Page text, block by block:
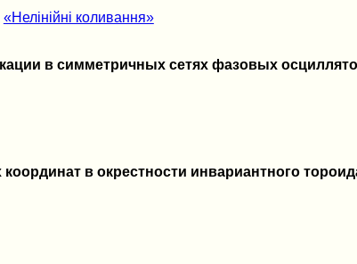
«Нелінійні коливання»
в симметричных сетях фазовых
в окрестности инвариантного